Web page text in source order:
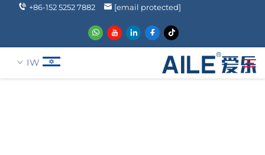
+86-152 5252 7882 [email protected]
IW